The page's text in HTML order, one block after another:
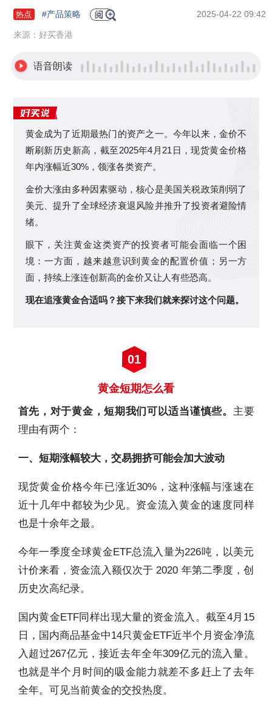
热点 #产品策略 2025-04-22 09:42
来源：好买香港
语音朗读
黄金成为了近期最热门的资产之一。今年以来，金价不
断刷新历史新高，截至2025年4月21日，现货黄金价格
年内涨幅近30%，领涨各类资产。
金价大涨由多种因素驱动，核心是美国关税政策削弱了
美元、提升了全球经济衰退风险并推升了投资者避险情
绪。
眼下，关注黄金这类资产的投资者可能会面临一个困
境：一方面，越来越意识到黄金的配置价值；另一方
面，持续上涨连创新高的金价又让人有些恐高。
现在追涨黄金合适吗？接下来我们就来探讨这个问题。
01
黄金短期怎么看
首先，对于黄金，短期我们可以适当谨慎些。 主要
理由有两个：
一、短期涨幅较大，交易拥挤可能会加大波动
现货黄金价格今年已涨近30%，这种涨幅与涨速在
近十几年中都较为少见。资金流入黄金的速度同样
也是十余年之最。
今年一季度全球黄金ETF总流入量为226吨，以美元
计价来看，资金流入额仅次于 2020 年第二季度，创
历史次高纪录。
国内黄金ETF同样出现大量的资金流入。截至4月15
日，国内商品基金中14只黄金ETF近半个月资金净流
入超过267亿元，接近去年全年309亿元的流入量。
也就是半个月时间的吸金能力就差不多赶上了去年
全年。可见当前黄金的交投热度。